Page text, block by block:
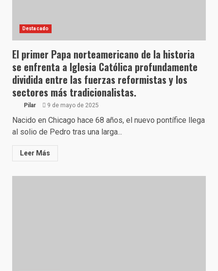
Destacado
El primer Papa norteamericano de la historia
se enfrenta a Iglesia Católica profundamente
dividida entre las fuerzas reformistas y los
sectores más tradicionalistas.
Pilar 9 de mayo de 2025
Nacido en Chicago hace 68 años, el nuevo pontífice llega
al solio de Pedro tras una larga...
Leer Más